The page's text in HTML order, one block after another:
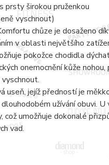
prsty širokou pruženkou
vyschnout)
chůze je dosaženo
v oblasti největšího
pokožce chodidla
onemocnění kůže
useň, jejíž předností je
užívání obuvi.
umožňuje dokonalé
vad.